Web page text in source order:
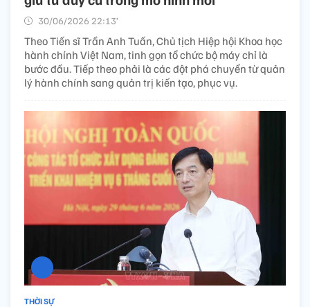
30/06/2026 22:13’
Theo Tiến sĩ Trần Anh Tuấn, Chủ tịch Hiệp hội Khoa học
hành chính Việt Nam, tinh gọn tổ chức bộ máy chỉ là
bước đầu. Tiếp theo phải là các đột phá chuyển từ quản
lý hành chính sang quản trị kiến tạo, phục vụ.
THỜI SỰ